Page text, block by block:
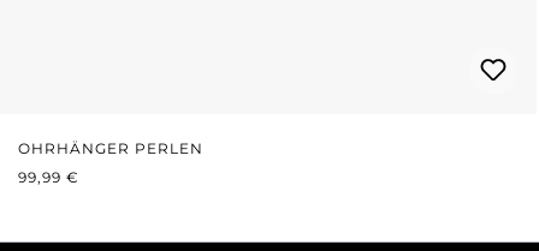
OHRHÄNGER PERLEN
REGULÄRER PREIS:
99,99 €